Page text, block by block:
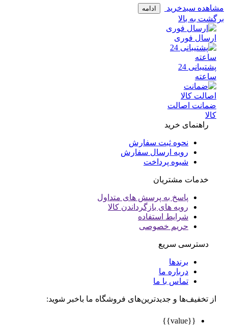
سبدخرید ادامه
به بالا
فوری
پشتیبانی 24
اصالت
راهنمای خرید
نحوه ثبت سفارش
رویه ارسال سفارش
شیوه پرداخت
خدمات مشتریان
پاسخ به پرسش های متداول
رویه های بازگرداندن کالا
شرایط استفاده
حریم خصوصی
دسترسی سریع
برندها
درباره ما
تماس با ما
تخفیف‌ها و جدیدترین‌های فروشگاه ما باخبر شوید: